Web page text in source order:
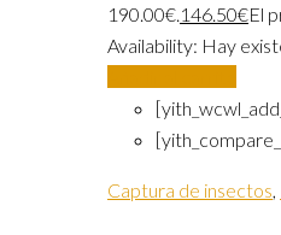
190.00€. 146.50€El
Availability: Hay
Captura de insectos